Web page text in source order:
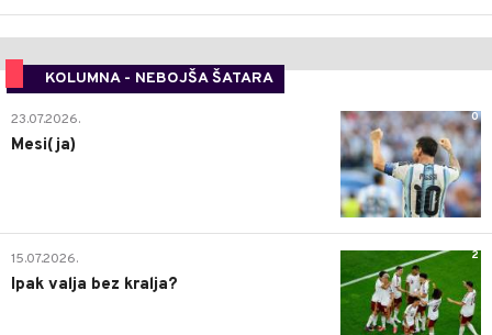
KOLUMNA - NEBOJŠA ŠATARA
0
23.07.2026.
Mesi(ja)
2
15.07.2026.
Ipak valja bez kralja?